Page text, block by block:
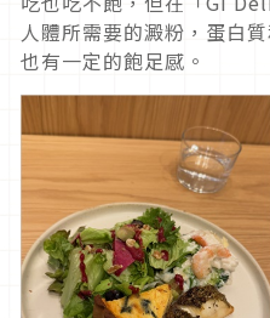
人體所需要的澱粉，蛋白
也有一定的飽足感。